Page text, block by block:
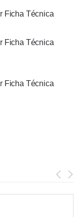
Ficha Técnica
Ficha Técnica
Ficha Técnica